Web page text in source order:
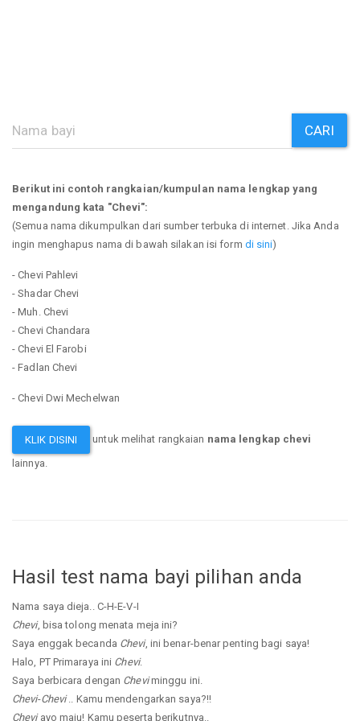
CARI
Berikut ini contoh rangkaian/kumpulan nama lengkap yang
mengandung kata "Chevi":
(Semua nama dikumpulkan dari sumber terbuka di internet. Jika Anda
ingin menghapus nama di bawah silakan isi form di sini)
- Chevi Pahlevi
- Shadar Chevi
- Muh. Chevi
- Chevi Chandara
- Chevi El Farobi
- Fadlan Chevi
- Chevi Dwi Mechelwan
KLIK DISINI untuk melihat rangkaian nama lengkap chevi
lainnya.
Hasil test nama bayi pilihan anda
Nama saya dieja.. C-H-E-V-I
Chevi, bisa tolong menata meja ini?
Saya enggak becanda Chevi, ini benar-benar penting bagi saya!
Halo, PT Primaraya ini Chevi.
Saya berbicara dengan Cheviminggu ini.
Chevi-Chevi.. Kamu mendengarkan saya?!!
Cheviayo maju! Kamu peserta berikutnya..